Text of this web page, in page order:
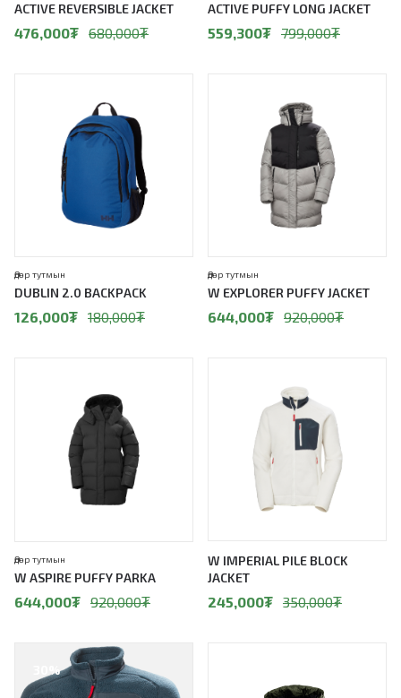
ACTIVE REVERSIBLE JACKET
476,000₮ 680,000₮
ACTIVE PUFFY LONG JACKET
559,300₮ 799,000₮
DUBLIN 2.0 BACKPACK
Өдөр тутмын
126,000₮ 180,000₮
W EXPLORER PUFFY JACKET
Өдөр тутмын
644,000₮ 920,000₮
W ASPIRE PUFFY PARKA
Өдөр тутмын
644,000₮ 920,000₮
W IMPERIAL PILE BLOCK
JACKET
245,000₮ 350,000₮
30%